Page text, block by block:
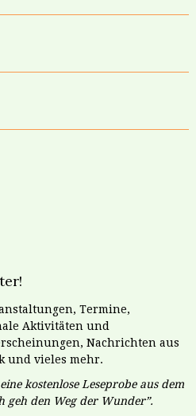
Termine,
Aktivitäten und
Nachrichten aus
und vieles mehr.
kostenlose Leseprobe aus dem
geh den Weg der Wunder”.